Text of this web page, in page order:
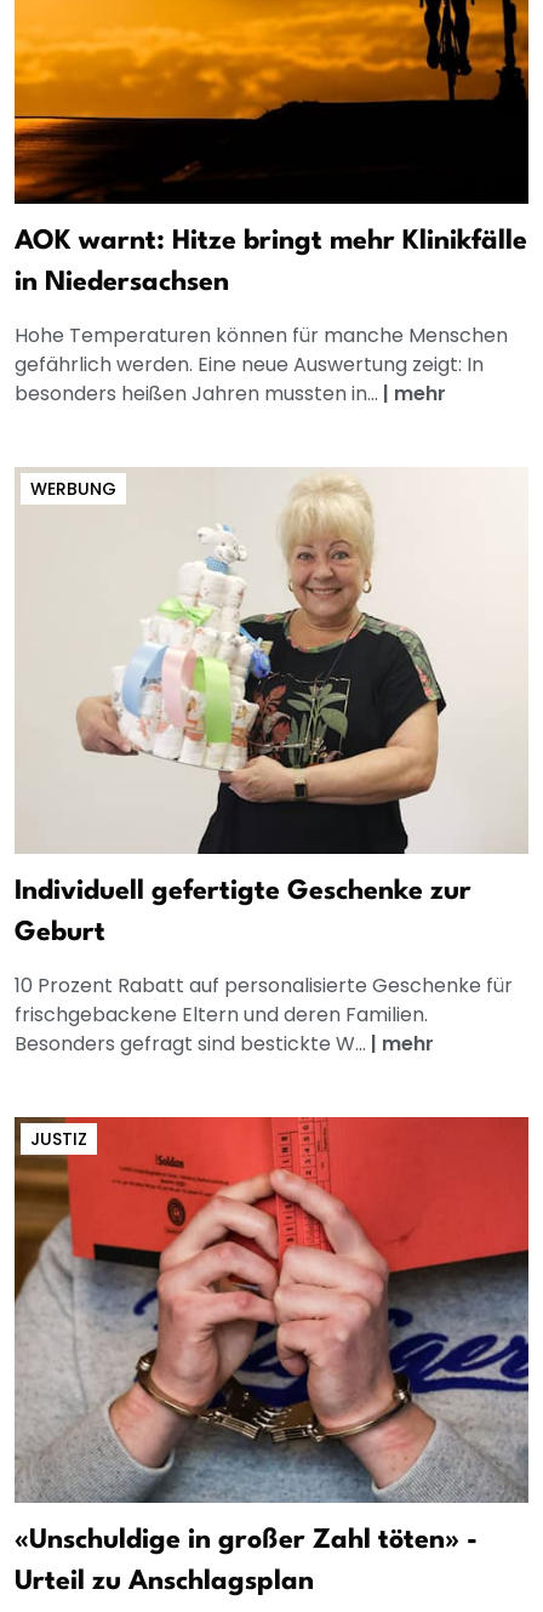
AOK warnt: Hitze bringt mehr Klinikfälle
in Niedersachsen
Hohe Temperaturen können für manche Menschen
gefährlich werden. Eine neue Auswertung zeigt: In
besonders heißen Jahren mussten in... | mehr
WERBUNG
Individuell gefertigte Geschenke zur
Geburt
10 Prozent Rabatt auf personalisierte Geschenke für
frischgebackene Eltern und deren Familien.
Besonders gefragt sind bestickte W... | mehr
JUSTIZ
«Unschuldige in großer Zahl töten» -
Urteil zu Anschlagsplan